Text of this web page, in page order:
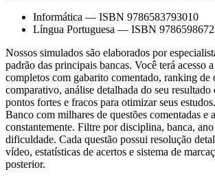
Informática — ISBN 9786583793010
Língua Portuguesa — ISBN
Nossos simulados são elaborados por
padrão das principais bancas. Você terá acesso
completos com gabarito comentado, ranking de
comparativo, análise detalhada do seu
pontos fortes e fracos para otimizar seus estudos.
Banco com milhares de questões comentadas e
constantemente. Filtre por disciplina, banca,
dificuldade. Cada questão possui resolução
vídeo, estatísticas de acertos e sistema de
posterior.